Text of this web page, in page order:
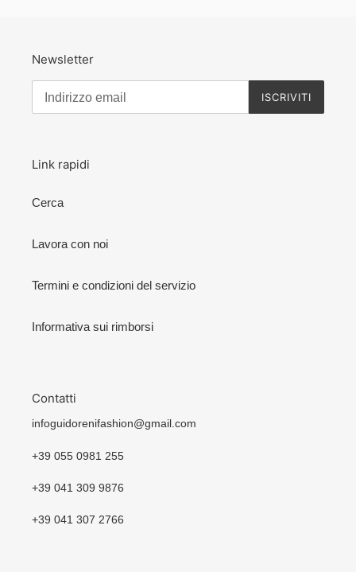
Newsletter
ISCRIVITI
Link rapidi
Cerca
Lavora con noi
Termini e condizioni del servizio
Informativa sui rimborsi
Contatti
infoguidorenifashion@gmail.com
+39 055 0981 255
+39 041 309 9876
+39 041 307 2766